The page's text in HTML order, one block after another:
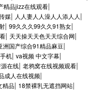
精品jizz在线观看|
媒| 人人妻人人澡人人添人人|
| 99久久久99久久91熟女|
| 天天操天天色天天综合网|
洲国产综合91精品麻豆|
机| va视频 中文字幕|
在线| 老鸦窝在线视频观看|
成人在线视频|
精品| 18禁裸乳无遮挡网站|